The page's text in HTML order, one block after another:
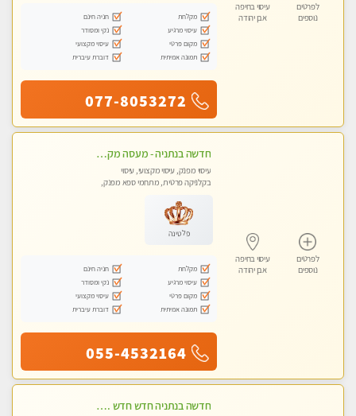
לפרטים
נוספים
עיסוי בחיפה
אבן יהודה
מקלחת
חניה חינם
עיסוי מרגיע
נקי ומסודר
מקום פרטי
עיסוי מקצועי
תמונה אמיתית
דוברת עיברית
077-8053272
לפרטים
נוספים
עיסוי בחיפה
אבן יהודה
חדשה בנתניה - מעסה מקצועית מהממת ובלתי נשכחת !!!!
עיסוי מפנק, עיסוי מקצועי, עיסוי
בקלניקה פרטית, מתחמי ספא מפנק,
פלטינה
מקלחת
חניה חינם
עיסוי מרגיע
נקי ומסודר
מקום פרטי
עיסוי מקצועי
תמונה אמיתית
דוברת עיברית
055-4532164
חדשה בנתניה חדש חדש .כל סוגי העיסויים במקום הכי מושלם בעיר . highly recommended..new in the city